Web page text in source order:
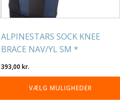
ALPINESTARS SOCK KNEE
BRACE NAV/YL SM *
393,00kr.
VÆLG MULIGHEDER
på
varesiden